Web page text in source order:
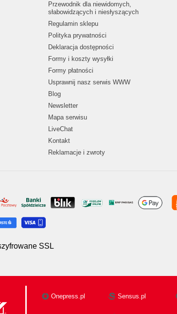
Przewodnik dla niewidomych,
słabowidzących i niesłyszących
Regulamin sklepu
Polityka prywatności
Deklaracja dostępności
Formy i koszty wysyłki
Formy płatności
Usprawnij nasz serwis WWW
Blog
Newsletter
Mapa serwisu
LiveChat
Kontakt
Reklamacje i zwroty
SSL
Onepress.pl Sensus.pl